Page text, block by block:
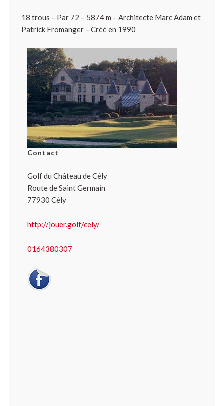
18 trous – Par 72 – 5874 m – Architecte Marc Adam et
Patrick Fromanger – Créé en 1990
Contact
Golf du Château de Cély
Route de Saint Germain
77930 Cély
http://jouer.golf/cely/
0164380307